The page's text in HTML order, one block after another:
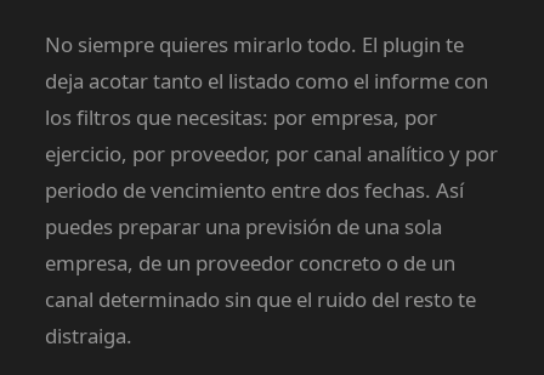
No siempre quieres mirarlo todo. El plugin te
deja acotar tanto el listado como el informe con
los filtros que necesitas: por empresa, por
ejercicio, por proveedor, por canal analítico y por
periodo de vencimiento entre dos fechas. Así
puedes preparar una previsión de una sola
empresa, de un proveedor concreto o de un
canal determinado sin que el ruido del resto te
distraiga.